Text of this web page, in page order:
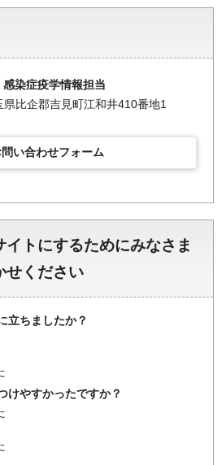
感染症疫学情報担当
比企郡吉見町江和井410番地1
問い合わせフォーム
イトにするためにみなさま
せください
立ちましたか？
けやすかったですか？